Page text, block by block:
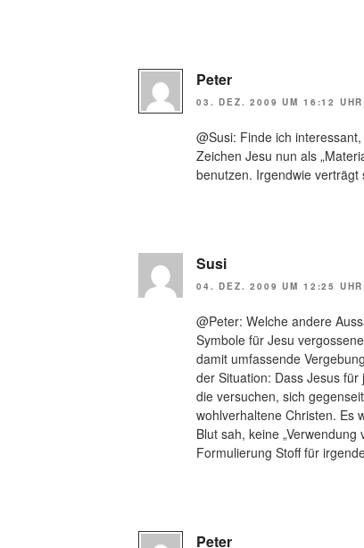
Peter
03. DEZ. 2009 UM 16:12 UHR
@Susi: Finde ich
Zeichen Jesu nun als
benutzen. Irgendwie
Susi
04. DEZ. 2009 UM 12:25 UHR
@Peter: Welche andere
Symbole für Jesu
damit umfassende
der Situation: Dass Jesus
die versuchen, sich
wohlverhaltene Christen. Es
Blut sah, keine
Formulierung Stoff für
Peter